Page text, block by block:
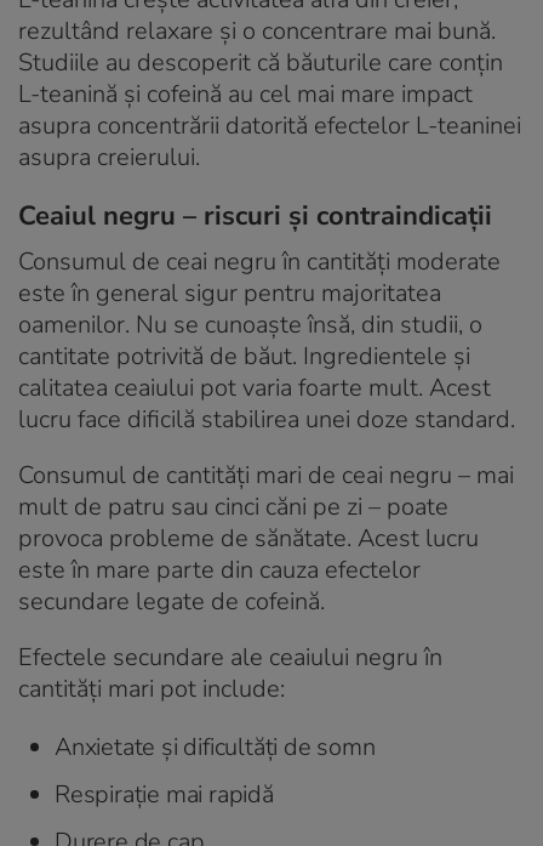
rezultând relaxare și o concentrare mai bună.
Studiile au descoperit că băuturile care conțin
L-teanină și cofeină au cel mai mare impact
asupra concentrării datorită efectelor L-teaninei
asupra creierului.
Ceaiul negru – riscuri și contraindicații
Consumul de ceai negru în cantități moderate
este în general sigur pentru majoritatea
oamenilor. Nu se cunoaște însă, din studii, o
cantitate potrivită de băut. Ingredientele și
calitatea ceaiului pot varia foarte mult. Acest
lucru face dificilă stabilirea unei doze standard.
Consumul de cantități mari de ceai negru – mai
mult de patru sau cinci căni pe zi – poate
provoca probleme de sănătate. Acest lucru
este în mare parte din cauza efectelor
secundare legate de cofeină.
Efectele secundare ale ceaiului negru în
cantități mari pot include:
Anxietate și dificultăți de somn
Respirație mai rapidă